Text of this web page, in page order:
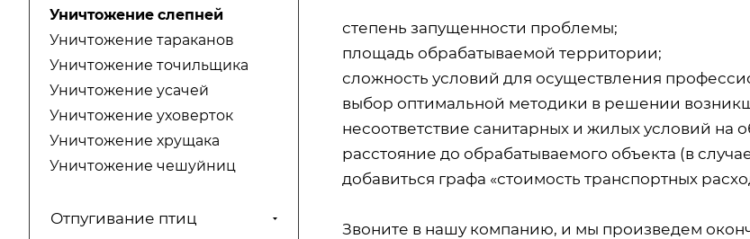
степень запущенности проблемы;
площадь обрабатываемой территории;
сложность условий для осуществления
выбор оптимальной методики в решении
несоответствие санитарных и жилых условий на
расстояние до обрабатываемого объекта (в
добавиться графа «стоимость транспортных
Звоните в нашу компанию, и мы произведем
Уничтожение слепней
Уничтожение тараканов
Уничтожение точильщика
Уничтожение усачей
Уничтожение уховерток
Уничтожение хрущака
Уничтожение чешуйниц
Отпугивание птиц